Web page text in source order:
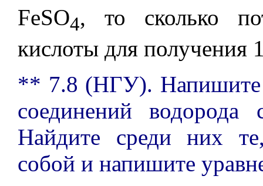
FeSO4, то сколько
кислоты для получения
** 7.8 (НГУ). Напишите
соединений водорода
Найдите среди них
собой и напишите